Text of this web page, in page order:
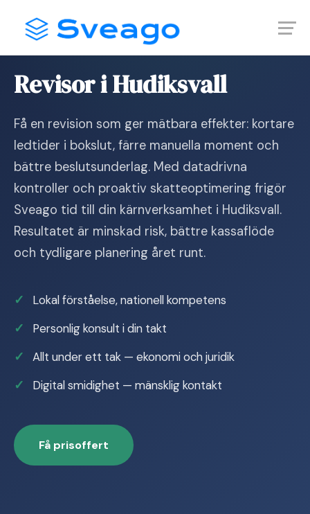
content
Revisor i Hudiksvall
Få en revision som ger mätbara effekter: kortare
ledtider i bokslut, färre manuella moment och
bättre beslutsunderlag. Med datadrivna
kontroller och proaktiv skatteoptimering frigör
Sveago tid till din kärnverksamhet i Hudiksvall.
Resultatet är minskad risk, bättre kassaflöde
och tydligare planering året runt.
Lokal förståelse, nationell kompetens
Personlig konsult i din takt
Allt under ett tak — ekonomi och juridik
Digital smidighet — mänsklig kontakt
Få prisoffert